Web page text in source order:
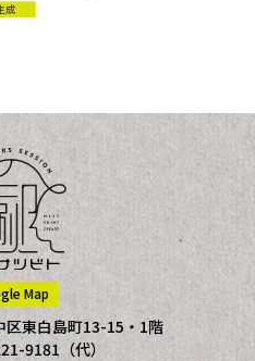
Map
東白島町13-15・1階
9181（代）